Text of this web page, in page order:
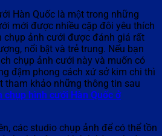
Hàn Quốc là một trong những
mới được nhiều cặp đôi yêu thích
chụp ảnh cưới được đánh giá rất
nổi bật và trẻ trung. Nếu bạn
chụp ảnh cưới này và muốn có
đậm phong cách xứ sở kim chi thì
tham khảo những thông tin sau
chụp hình cưới Hàn Quốc ở
các studio chụp ảnh để có thể tồn